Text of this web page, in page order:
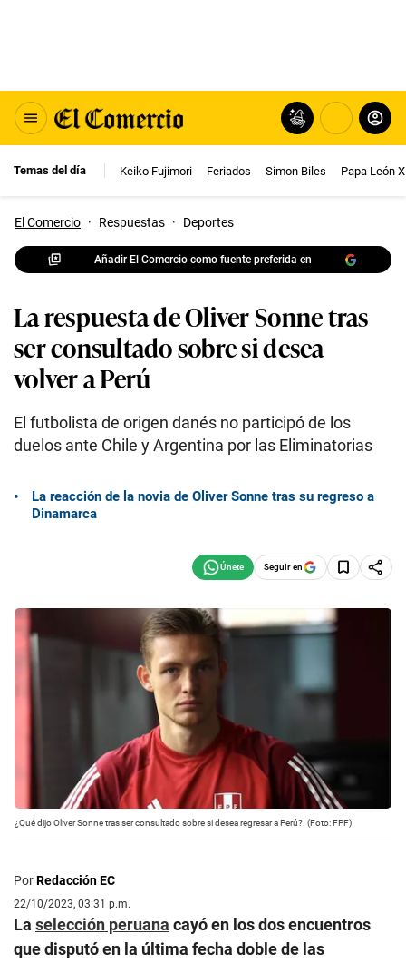
Temas del día Keiko Fujimori Feriados Simon Biles Papa León
El Comercio · Respuestas · Deportes
Añadir El Comercio como fuente preferida en
La respuesta de Oliver Sonne tras
ser consultado sobre si desea
volver a Perú
El futbolista de origen danés no participó de los
duelos ante Chile y Argentina por las Eliminatorias
La reacción de la novia de Oliver Sonne tras su regreso a
Dinamarca
Seguir en
¿Qué dijo Oliver Sonne tras ser consultado sobre si desea regresar a Perú?. (Foto: FPF)
PorRedacción EC
22/10/2023, 03:31 p.m.
La selección peruana cayó en los dos encuentros
que disputó en la última fecha doble de las